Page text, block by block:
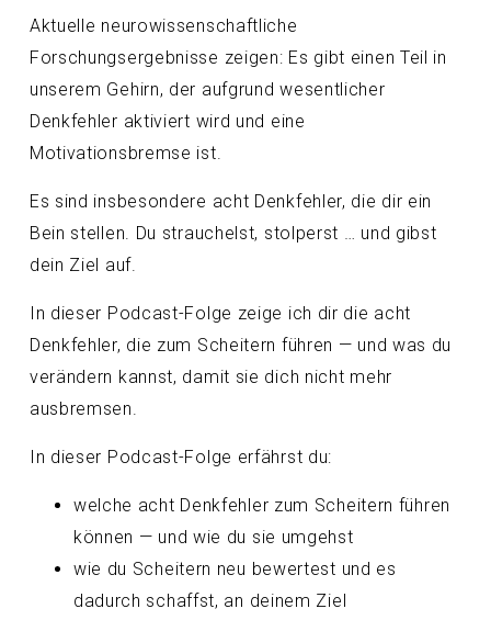
Aktuelle neurowissenschaftliche
Forschungsergebnisse zeigen: Es gibt einen Teil in
unserem Gehirn, der aufgrund wesentlicher
Denkfehler aktiviert wird und eine
Motivationsbremse ist.
Es sind insbesondere acht Denkfehler, die dir ein
Bein stellen. Du strauchelst, stolperst … und gibst
dein Ziel auf.
In dieser Podcast-Folge zeige ich dir die acht
Denkfehler, die zum Scheitern führen — und was du
verändern kannst, damit sie dich nicht mehr
ausbremsen.
In dieser Podcast-Folge erfährst du:
welche acht Denkfehler zum Scheitern führen
können — und wie du sie umgehst
wie du Scheitern neu bewertest und es
dadurch schaffst, an deinem Ziel